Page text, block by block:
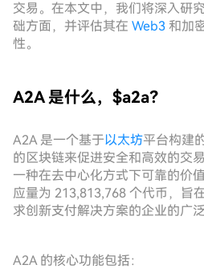
交易。在本文中，我们将深入研
础方面，并评估其在 Web3 和加
性。
A2A 是什么，$a2a？
A2A 是一个基于以太坊平台构建
的区块链来促进安全和高效的交
一种在去中心化方式下可靠的价
应量为 213,813,768 个代币，旨
求创新支付解决方案的企业的广泛
A2A 的核心功能包括：